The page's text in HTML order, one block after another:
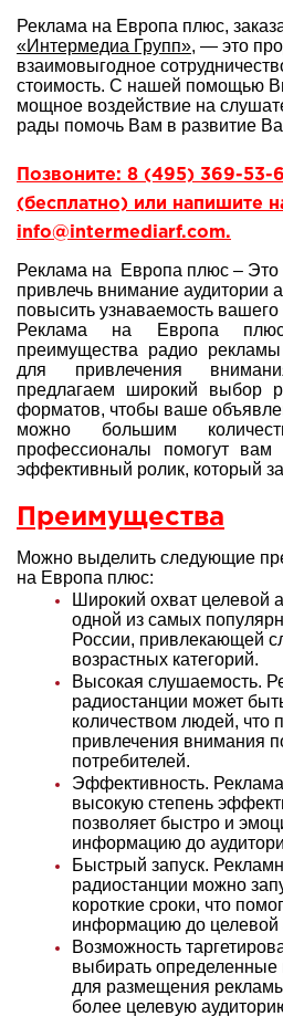
Реклама на Европа плюс,
«Интермедиа Групп», — это
взаимовыгодное
стоимость. С нашей помощью
мощное воздействие на
рады помочь Вам в развитие
Позвоните: 8 (495) 369-53-
(бесплатно) или напишите
info@intermediarf.com.
Реклама на Европа плюс – Это
привлечь внимание аудитории
повысить узнаваемость вашего
Реклама на Европа
преимущества радио
для привлечения
предлагаем широкий выбор
форматов, чтобы ваше
можно большим
профессионалы помогут вам
эффективный ролик, который
Преимущества
Можно выделить следующие
на Европа плюс:
Широкий охват целевой
одной из самых
России, привлекающей
возрастных категорий.
Высокая слушаемость.
радиостанции может
количеством людей, что
привлечения внимания
потребителей.
Эффективность.
высокую степень
позволяет быстро и
информацию до
Быстрый запуск.
радиостанции можно
короткие сроки, что
информацию до целевой
Возможность
выбирать
для размещения
более целевую